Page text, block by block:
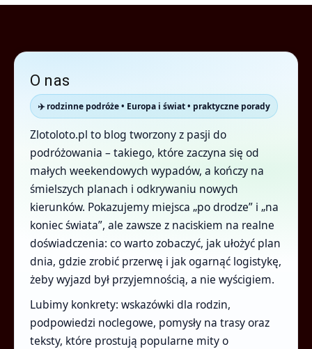
O nas
✈️ rodzinne podróże • Europa i świat • praktyczne porady
Zlotoloto.pl to blog tworzony z pasji do
podróżowania – takiego, które zaczyna się od
małych weekendowych wypadów, a kończy na
śmielszych planach i odkrywaniu nowych
kierunków. Pokazujemy miejsca „po drodze” i „na
koniec świata”, ale zawsze z naciskiem na realne
doświadczenia: co warto zobaczyć, jak ułożyć plan
dnia, gdzie zrobić przerwę i jak ogarnąć logistykę,
żeby wyjazd był przyjemnością, a nie wyścigiem.
Lubimy konkrety: wskazówki dla rodzin,
podpowiedzi noclegowe, pomysły na trasy oraz
teksty, które prostują popularne mity o